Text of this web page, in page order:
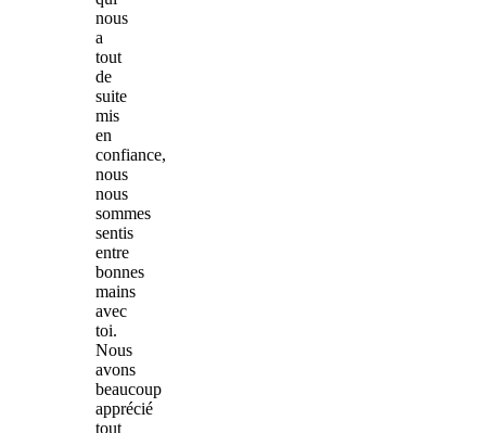
nous
a
tout
de
suite
mis
en
confiance,
nous
nous
sommes
sentis
entre
bonnes
mains
avec
toi.
Nous
avons
beaucoup
apprécié
tout